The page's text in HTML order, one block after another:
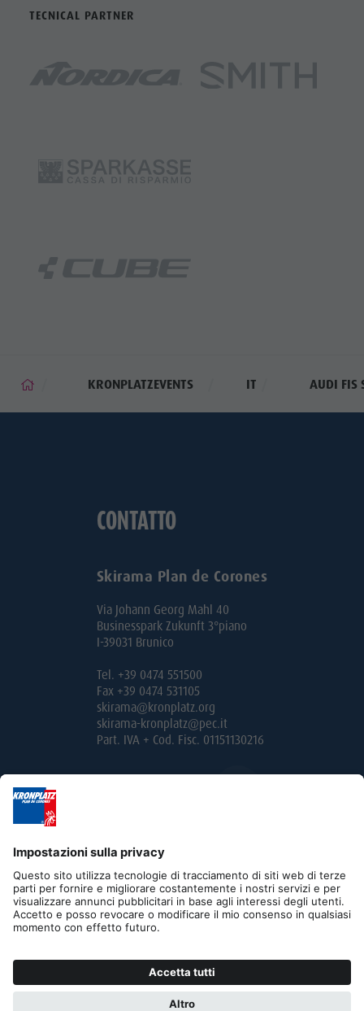
TECNICAL PARTNER
KRONPLATZEVENTS IT AUDI FIS
CONTATTO
Skirama Plan de Corones
Via Johann Georg Mahl 40
Businesspark Zukunft 3°piano
I-39031 Brunico
Tel. +39 0474 551500
Fax +39 0474 531105
skirama@kronplatz.org
skirama-kronplatz@pec.it
Part. IVA + Cod. Fisc. 01151130216